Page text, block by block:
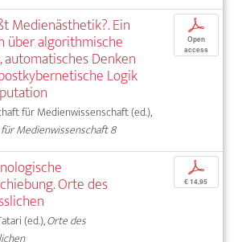
Medienästhetik?. Ein
über algorithmische
Denken
Logik
für Medienwissenschaft (ed.),
Medienwissenschaft 8
p
Open
access
Orte des
(ed.),Orte des
p
€ 14,95